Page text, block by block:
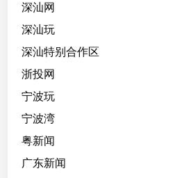
深汕网
深汕玩
深汕特别合作区
浙投网
宁波玩
宁波湾
粤新闻
广东新闻